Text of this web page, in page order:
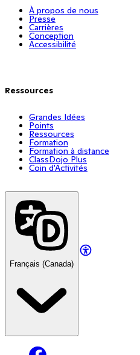
À propos de nous
Presse
Carrières
Conception
Accessibilité
Ressources
Grandes Idées
Points
Ressources
Formation
Formation à distance
ClassDojo Plus
Coin d'Activités
Français (Canada)
Facebook